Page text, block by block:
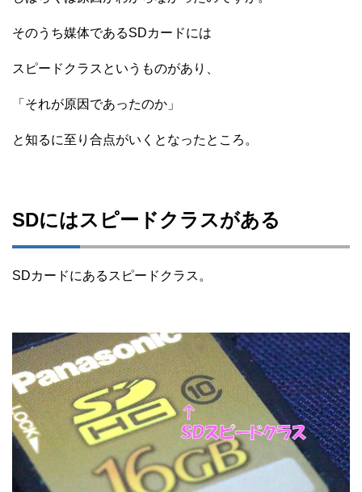
そのうち媒体であるSDカードには
スピードクラスというものがあり、
「それが原因であったのか」
と知るに至り合点がいくとなったところ。
SDにはスピードクラスがある
SDカードにあるスピードクラス。